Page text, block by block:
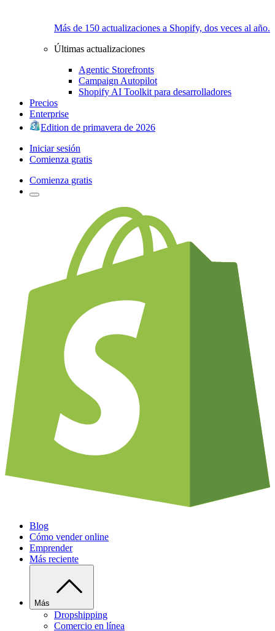
Más de 150 actualizaciones a Shopify, dos veces al año.
Últimas actualizaciones
Agentic Storefronts
Campaign Autopilot
Shopify AI Toolkit para desarrolladores
Precios
Enterprise
Edition de primavera de 2026
Iniciar sesión
Comienza gratis
Comienza gratis
Blog
Cómo vender online
Emprender
Más reciente
Más
Dropshipping
Comercio en línea